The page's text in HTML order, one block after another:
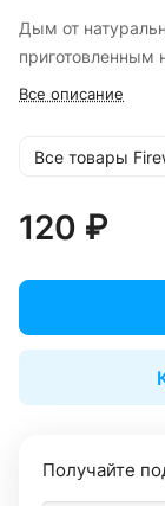
Дым от
приготовленным
Все описание
Все товары
120 ₽
Получайте